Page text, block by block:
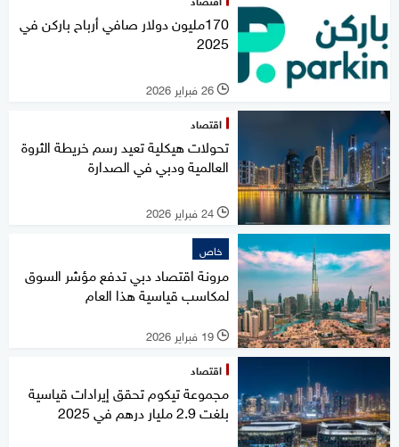
170مليون دولار صافي أرباح باركن في
2025
l 26 فبراير 2026
اقتصاد
تحولات هيكلية تعيد رسم خريطة الثروة
العالمية ودبي في الصدارة
l 24 فبراير 2026
خاص
مرونة اقتصاد دبي تدفع مؤشر السوق
لمكاسب قياسية هذا العام
l 19 فبراير 2026
اقتصاد
مجموعة تيكوم تحقق إيرادات قياسية
بلغت 2.9 مليار درهم في 2025